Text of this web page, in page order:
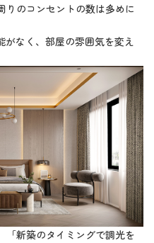
りのコンセントの数は多めに
なく、部屋の雰囲気を変え
「新築のタイミングで調光を